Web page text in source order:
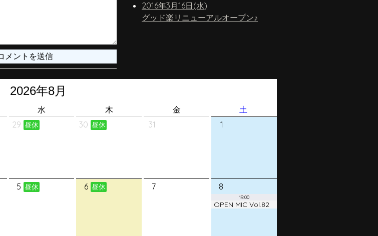
2016年3月16日(水)
グッド楽リニューアルオープン♪
水 木 金
土
29 昼休 30 昼休 31 1
5 昼休 6 昼休 7 8
19:00
OPEN MIC Vol.82